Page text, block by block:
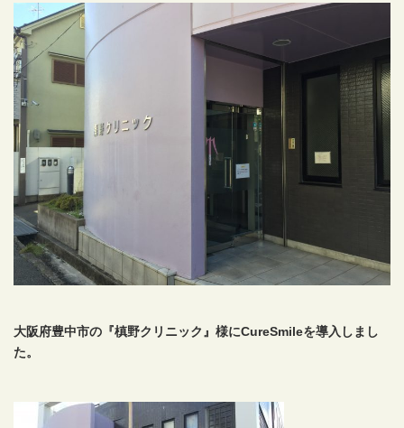
大阪府豊中市の『槙野クリニック』様にCureSmileを導入しまし
た。